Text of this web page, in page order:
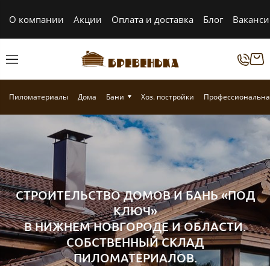
О компании Акции Оплата и доставка Блог
Пиломатериалы Дома Бани Хоз. постройки
СТРОИТЕЛЬСТВО ДОМОВ И БАНЬ «ПОД
КЛЮЧ»
В НИЖНЕМ НОВГОРОДЕ И ОБЛАСТИ.
СОБСТВЕННЫЙ СКЛАД
ПИЛОМАТЕРИАЛОВ.